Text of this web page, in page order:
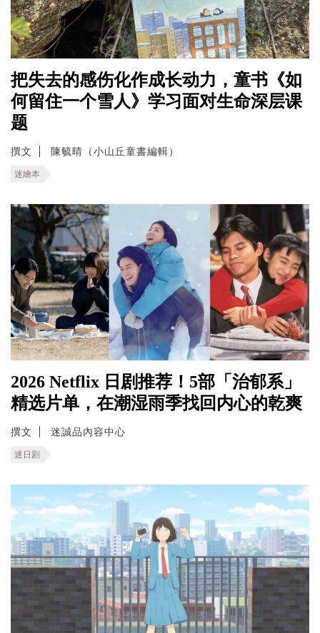
把失去的感伤化作成长动力，童书《如
何留住一个雪人》学习面对生命深层课
题
撰文 陳毓晴（小山丘童書編輯）
迷繪本
2026 Netflix 日剧推荐！5部「治郁系」
精选片单，在潮湿雨季找回内心的乾爽
撰文 迷誠品內容中心
迷日剧